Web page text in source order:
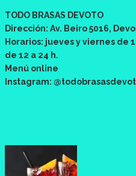
TODO BRASAS DEVOTO
Dirección: Av. Beiro 5016,
Horarios: jueves y viernes de
de 12 a 24 h.
Menú online
Instagram: